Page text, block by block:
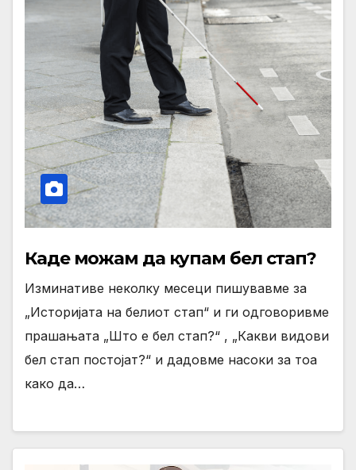
Каде можам да купам бел стап?
Изминативе неколку месеци пишувавме за
„Историјата на белиот стап“ и ги одговоривме
прашањата „Што е бел стап?“ , „Какви видови
бел стап постојат?“ и дадовме насоки за тоа
како да…